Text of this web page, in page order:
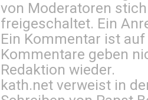
von Moderatoren
freigeschaltet. Ein
Ein Kommentar ist
Kommentare geben
Redaktion wieder.
kath.net verweist in